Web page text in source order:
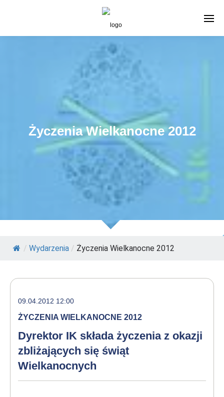
Życzenia Wielkanocne 2012
/ Wydarzenia / Życzenia Wielkanocne 2012
09.04.2012 12:00
ŻYCZENIA WIELKANOCNE 2012
Dyrektor IK składa życzenia z okazji
zbliżających się świąt
Wielkanocnych